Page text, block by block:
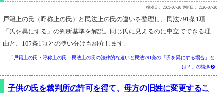
投稿日： 2026-07-20 更新日： 2026-07-20
戸籍上の氏（呼称上の氏）と民法上の氏の違いを整理し、民法791条1項
「氏を異にする」の判断基準を解説。同じ氏に見えるのに申立てできる理
由と、107条1項との使い分けも紹介します。
「戸籍上の氏・呼称上の氏、民法上の氏の法律的な違いと民法791条の「氏を異にする場合」と
は？」の続き
子供の氏を裁判所の許可を得て、母方の旧姓に変更するこ